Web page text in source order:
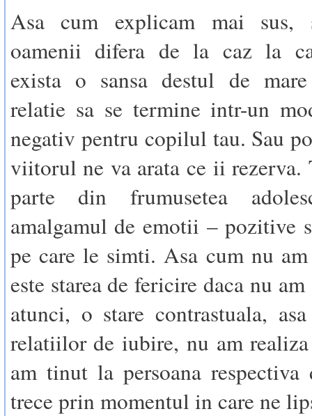
Asa cum explicam mai sus,
oamenii difera de la caz la
exista o sansa destul de
relatie sa se termine intr-un
negativ pentru copilul tau. Sau
viitorul ne va arata ce ii rezerva.
parte din frumusetea
amalgamul de emotii – pozitive
pe care le simti. Asa cum nu
este starea de fericire daca nu
atunci, o stare contrastuala,
relatiilor de iubire, nu am
am tinut la persoana respectiva
trece prin momentul in care ne